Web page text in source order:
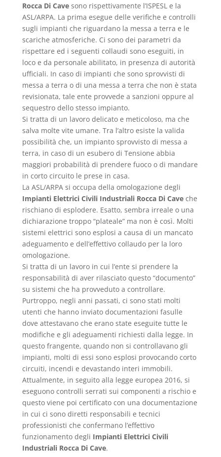
Rocca Di Cavesono rispettivamente l’ISPESL e la
ASL/ARPA. La prima esegue delle verifiche e controlli
sugli impianti che riguardano la messa a terra e le
scariche atmosferiche. Ci sono dei parametri da
rispettare ed i seguenti collaudi sono eseguiti, in
loco e da personale abilitato, in presenza di autorità
ufficiali. In caso di impianti che sono sprovvisti di
messa a terra o di una messa a terra che non è stata
revisionata, tale ente provvede a sanzioni oppure al
sequestro dello stesso impianto.
Si tratta di un lavoro delicato e meticoloso, ma che
salva molte vite umane. Tra l’altro esiste la valida
possibilità che, un impianto sprovvisto di messa a
terra, in caso di un esubero di Tensione abbia
maggiori probabilità di prendere fuoco o di mandare
in corto circuito le prese in casa.
La ASL/ARPA si occupa della omologazione degli
Impianti Elettrici Civili Industriali Rocca Di Caveche
rischiano di esplodere. Esatto, sembra irreale o una
dichiarazione troppo “plateale” ma non è così. Molti
sistemi elettrici sono esplosi a causa di un mancato
adeguamento e dell’effettivo collaudo per la loro
omologazione.
Si tratta di un lavoro in cui l’ente si prendere la
responsabilità di aver rilasciato questo “documento”
su sistemi che ha provveduto a controllare.
Purtroppo, negli anni passati, ci sono stati molti
utenti che hanno inviato documentazioni fasulle
dove attestavano che erano state eseguite tutte le
modifiche e gli adeguamenti richiesti dalla legge. In
questo frangente, quando non si controllavano gli
impianti, molti di essi sono esplosi provocando corto
circuiti, incendi e devastando interi immobili.
Attualmente, in seguito alla legge europea 2016, si
eseguono controlli serrati sui componenti a rischio e
questo viene poi certificato con una documentazione
in cui ci sono diretti responsabili e tecnici
professionisti che confermano l’effettivo
funzionamento degli Impianti Elettrici Civili
Industriali Rocca Di Cave.